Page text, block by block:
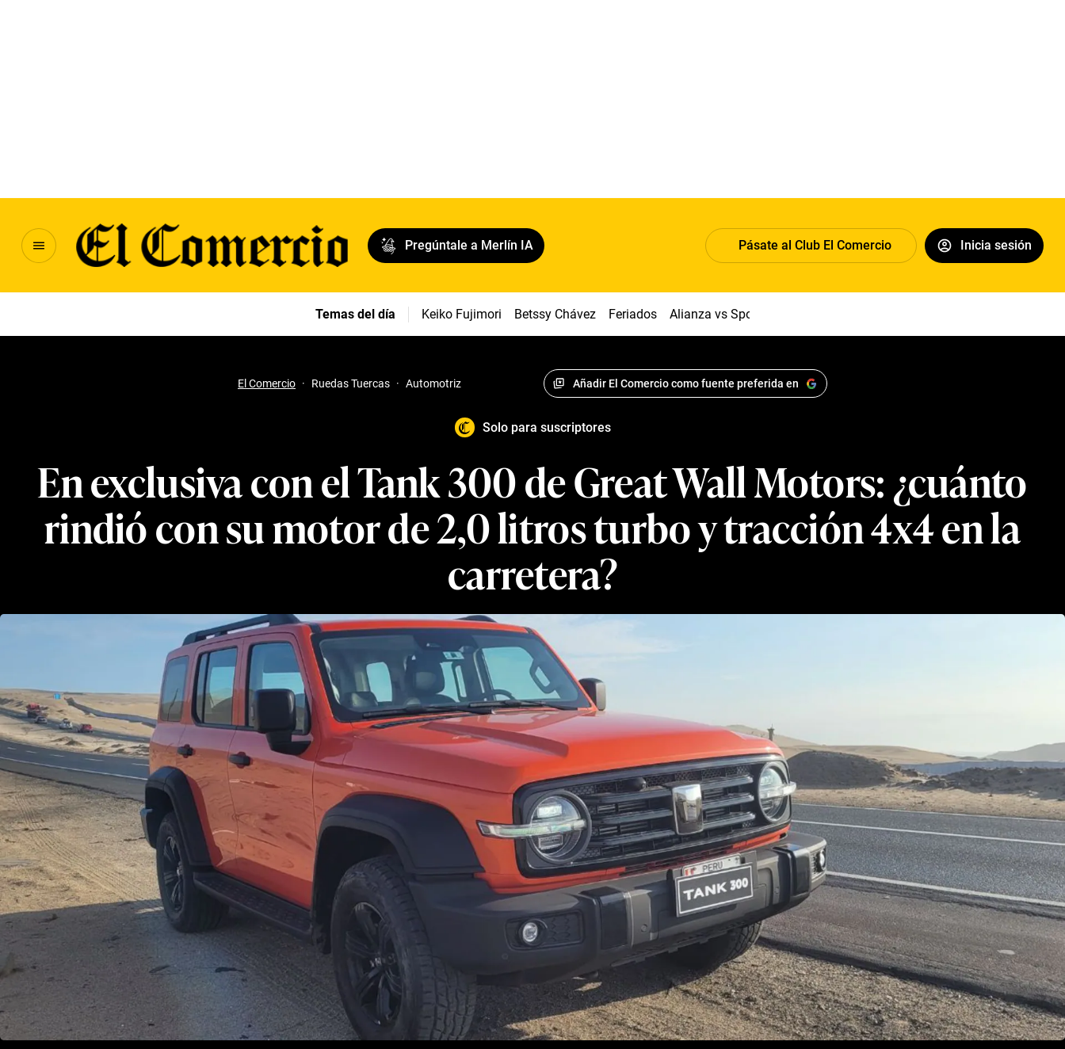
Pregúntale a Merlín IA Pásate al Club El Comercio Inicia sesión
Temas del día Keiko Fujimori Betssy Chávez Feriados Alianza vs Sport Boys
El Comercio · Ruedas Tuercas · Automotriz Añadir El Comercio como fuente preferida en
Solo para suscriptores
En exclusiva con el Tank 300 de Great Wall Motors: ¿cuánto
rindió con su motor de 2,0 litros turbo y tracción 4x4 en la
carretera?